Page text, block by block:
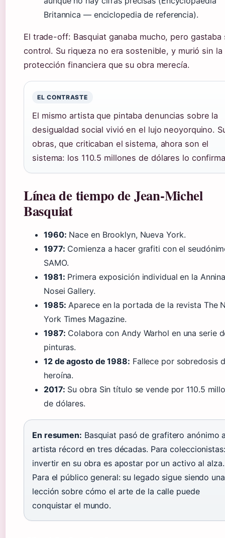
Britannica — enciclopedia de referencia).
El trade-off: Basquiat ganaba mucho, pero gastaba
control. Su riqueza no era sostenible, y murió sin la
protección financiera que su obra merecía.
EL CONTRASTE
El mismo artista que pintaba denuncias sobre la
desigualdad social vivió en el lujo neoyorquino.
obras, que criticaban el sistema, ahora son el
sistema: los 110.5 millones de dólares lo
Línea de tiempo de Jean-Michel
Basquiat
1960: Nace en Brooklyn, Nueva York.
1977: Comienza a hacer grafiti con el
SAMO.
1981: Primera exposición individual en la
Nosei Gallery.
1985: Aparece en la portada de la revista The
York Times Magazine.
1987: Colabora con Andy Warhol en una serie
pinturas.
12 de agosto de 1988: Fallece por sobredosis
heroína.
2017: Su obra Sin título se vende por 110.5
de dólares.
En resumen: Basquiat pasó de grafitero anónimo
artista récord en tres décadas. Para coleccionistas:
invertir en su obra es apostar por un activo al alza.
Para el público general: su legado sigue siendo una
lección sobre cómo el arte de la calle puede
conquistar el mundo.